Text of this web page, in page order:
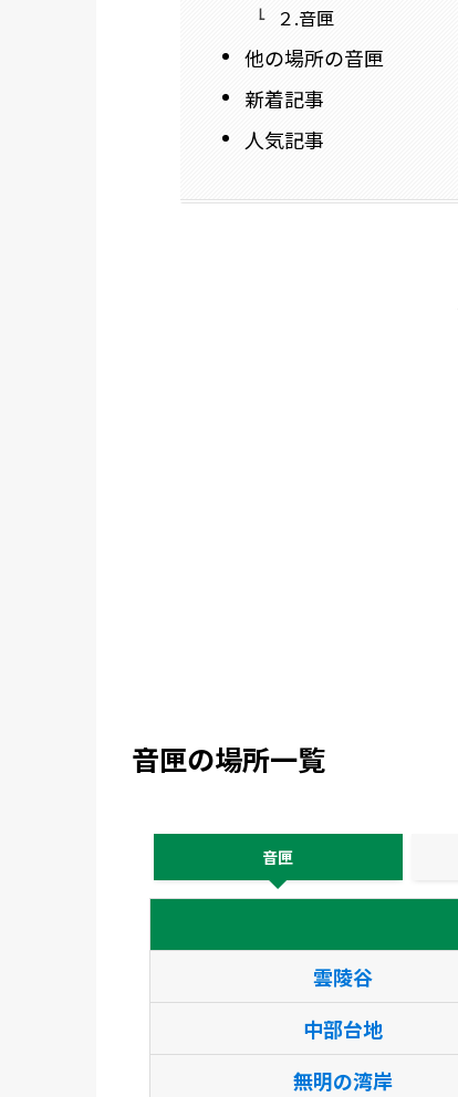
２.音匣
他の場所の音匣
新着記事
人気記事
音匣の場所一覧
音匣
雲陵谷
中部台地
無明の湾岸